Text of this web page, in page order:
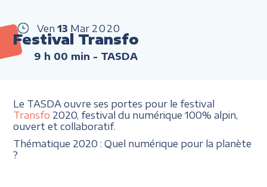
Ven 13 Mar 2020
Festival Transfo
9 h 00 min - TASDA
Le TASDA ouvre ses portes pour le festival
Transfo 2020, festival du numérique 100% alpin,
ouvert et collaboratif.
Thématique 2020 : Quel numérique pour la planète
?